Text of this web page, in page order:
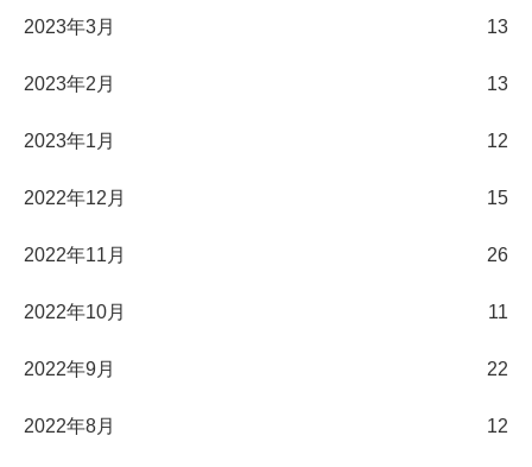
2023年3月 13
2023年2月 13
2023年1月 12
2022年12月 15
2022年11月 26
2022年10月 11
2022年9月 22
2022年8月 12